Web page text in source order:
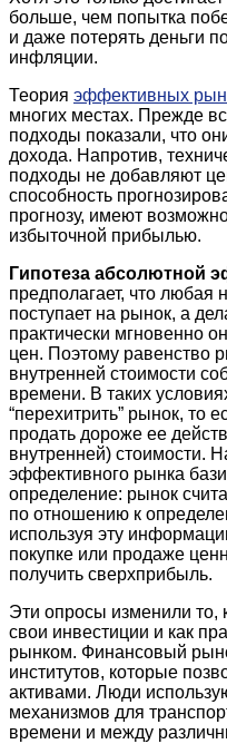
больше, чем попытка
и даже потерять деньги
инфляции.
Теория эффективных
многих местах. Прежде
подходы показали, что
дохода. Напротив,
подходы не добавляют
способность
прогнозу, имеют
избыточной прибылью.
Гипотеза абсолютной
предполагает, что
поступает на рынок, а
практически мгновенно
цен. Поэтому равенство
внутренней стоимости
времени. В таких
“перехитрить” рынок, то
продать дороже ее
внутренней) стоимости.
эффективного рынка
определение: рынок
по отношению к
используя эту
покупке или продаже
получить сверхприбыль.
Эти опросы изменили
свои инвестиции и как
рынком. Финансовый
институтов, которые
активами. Люди
механизмов для
времени и между